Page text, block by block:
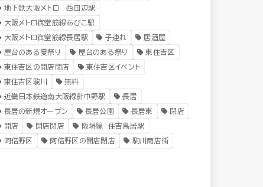
地下鉄大阪メトロ 西田辺駅
大阪メトロ御堂筋線あびこ駅
大阪メトロ御堂筋線長居駅 子連れ 居酒屋
屋台のある夏祭り 屋台のある祭り 東住吉区
東住吉区の開店閉店 東住吉区イベント
東住吉区駒川 無料
近畿日本鉄道南大阪線針中野駅 長居
長居の新規オープン 長居公園 長居東 閉店
開店 開店閉店 阪堺線 住吉鳥居駅
阿倍野区 阿倍野区の開店閉店 駒川商店街